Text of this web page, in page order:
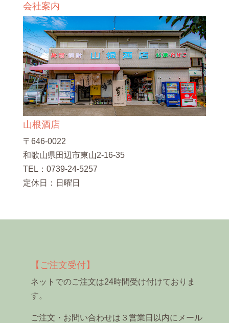
会社案内
山根酒店
〒646-0022
和歌山県田辺市東山2-16-35
TEL：0739-24-5257
定休日：日曜日
【ご注文受付】
ネットでのご注文は24時間受け付けておりま
す。
ご注文・お問い合わせは３営業日以内にメール